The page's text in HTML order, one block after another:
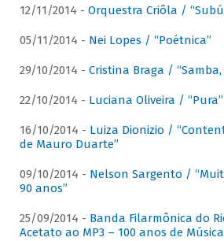
12/11/2014 - Orquestra Criôla /
05/11/2014 - Nei Lopes / “Poétnica”
29/10/2014 - Cristina Braga / “Samba,
22/10/2014 - Luciana Oliveira / “Pura”
16/10/2014 - Luiza Dionizio /
de Mauro Duarte”
09/10/2014 - Nelson Sargento /
90 anos”
25/09/2014 - Banda Filarmônica do
Acetato ao MP3 – 100 anos de